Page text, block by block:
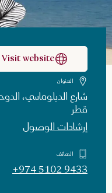
Visit website
العنوان
شارع الدبلوماسي،
قطر
إرشادات الوصول
الهاتف
+974 5102 9433